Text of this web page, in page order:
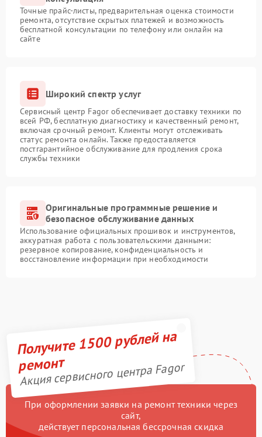
Точные прайс-листы, предварительная оценка стоимости
ремонта, отсутствие скрытых платежей и возможность
бесплатной консультации по телефону или онлайн на
сайте
Широкий спектр услуг
Сервисный центр Fagor обеспечивает доставку техники по
всей РФ, бесплатную диагностику и качественный ремонт,
включая срочный ремонт. Клиенты могут отслеживать
статус ремонта онлайн. Также предоставляется
постгарантийное обслуживание для продления срока
службы техники
Оригинальные программные решение и
безопасное обслуживание данных
Использование официальных прошивок и инструментов,
аккуратная работа с пользовательскими данными:
резервное копирование, конфиденциальность и
восстановление информации при необходимости
Получите 1500 рублей на
ремонт
Акция сервисного центра Fagor
При оформлении заявки на ремонт техники через
сайт,
действует персональная бессрочная скидка